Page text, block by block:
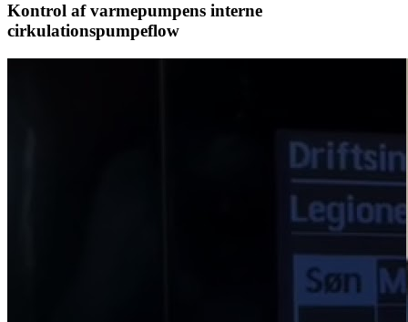
Kontrol af varmepumpens interne
cirkulationspumpeflow